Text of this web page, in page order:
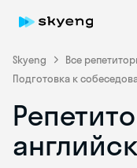
Skyeng Все
Подготовка к